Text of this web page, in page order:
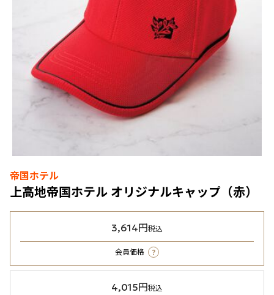
帝国ホテル
上高地帝国ホテル オリジナルキャップ（赤）
3,614円税込
会員価格 ?
4,015円税込